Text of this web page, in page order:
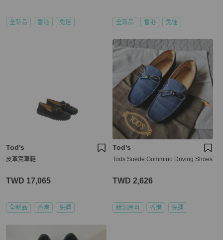
全新品 香港 免運 全新品 香港 免運
Tod's
皮革駕車鞋
TWD 17,065
全新品 香港 免運
Tod's
Tods Suede Gommino Driving Shoes
TWD 2,626
狀況尚可 香港 免運